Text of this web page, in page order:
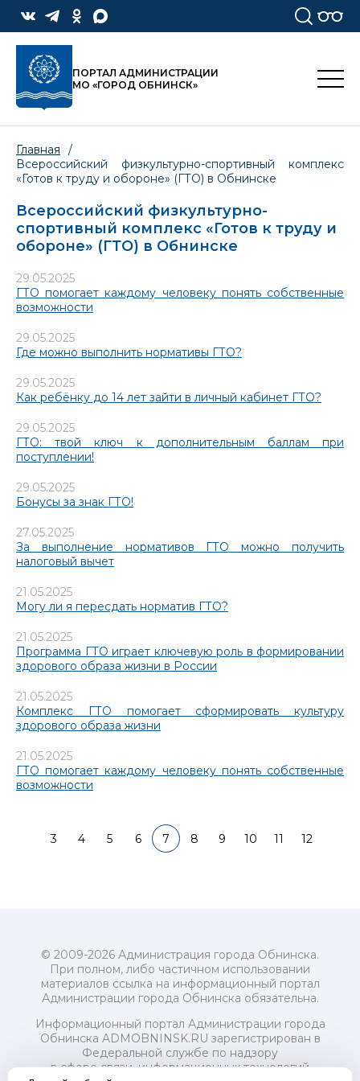
ПОРТАЛ АДМИНИСТРАЦИИ
МО «ГОРОД ОБНИНСК»
Главная
/
Всероссийский физкультурно-спортивный комплекс
«Готов к труду и обороне» (ГТО) в Обнинске
Всероссийский физкультурно-
спортивный комплекс «Готов к труду и
обороне» (ГТО) в Обнинске
29.05.2025
ГТО помогает каждому человеку понять собственные
возможности
29.05.2025
Где можно выполнить нормативы ГТО?
29.05.2025
Как ребёнку до 14 лет зайти в личный кабинет ГТО?
29.05.2025
ГТО: твой ключ к дополнительным баллам при
поступлении!
29.05.2025
Бонусы за знак ГТО!
27.05.2025
За выполнение нормативов ГТО можно получить
налоговый вычет
21.05.2025
Могу ли я пересдать норматив ГТО?
21.05.2025
Программа ГТО играет ключевую роль в формировании
здорового образа жизни в России
21.05.2025
Комплекс ГТО помогает сформировать культуру
здорового образа жизни
21.05.2025
ГТО помогает каждому человеку понять собственные
возможности
3 4 5 6 7 8 9 10 11 12
© 2009-2026 Администрация города Обнинска.
При полном, либо частичном использовании
материалов ссылка на информационный портал
Администрации города Обнинска обязательна.
Информационный портал Администрации города
Обнинска ADMOBNINSK.RU зарегистрирован в
Федеральной службе по надзору
в сфере связи, информационных технологий